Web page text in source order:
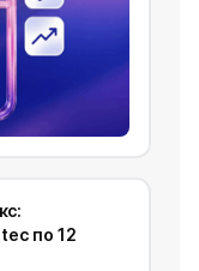
по 12